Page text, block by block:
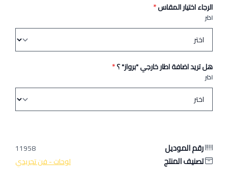
الرجاء اختيار المقاس*
اختر
هل تريد اضافة اطار خارجي "برواز" ؟*
اختر
رقم الموديل 11958
تصنيف المنتج لوحات - فن تجريدي